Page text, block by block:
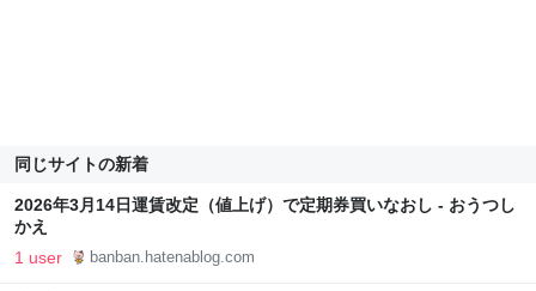
同じサイトの新着
2026年3月14日運賃改定（値上げ）で定期券買いなおし - おうつし
かえ
1 user banban.hatenablog.com